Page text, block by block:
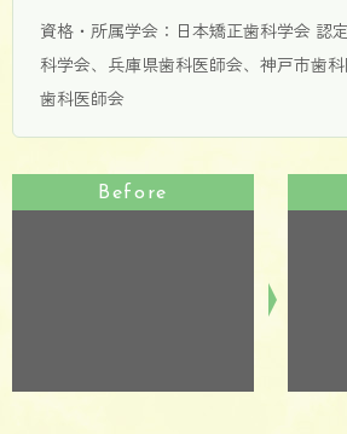
資格・所属学会：日本矯正歯科学会 認
科学会、兵庫県歯科医師会、神戸市歯
歯科医師会
Before